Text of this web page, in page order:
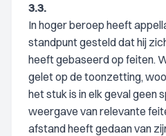
3.3.
In hoger beroep heeft
standpunt gesteld dat hij
heeft gebaseerd op feiten.
gelet op de toonzetting,
het stuk is in elk geval geen
weergave van relevante
afstand heeft gedaan van